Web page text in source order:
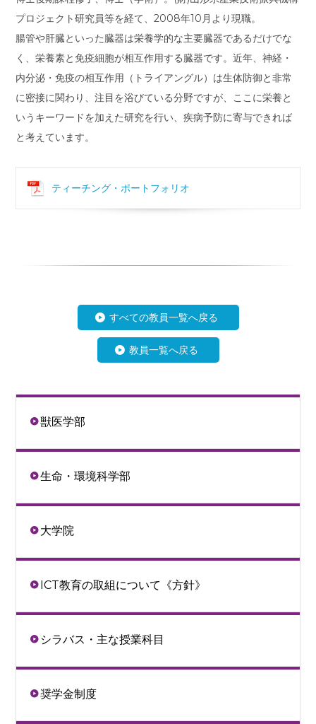
プロジェクト研究員等を経て、2008年10月より現職。
腸管や肝臓といった臓器は栄養学的な主要臓器であるだけでな
く、栄養素と免疫細胞が相互作用する臓器です。近年、神経・
内分泌・免疫の相互作用（トライアングル）は生体防御と非常
に密接に関わり、注目を浴びている分野ですが、ここに栄養と
いうキーワードを加えた研究を行い、疾病予防に寄与できれば
と考えています。
ティーチング・ポートフォリオ
すべての教員一覧へ戻る
教員一覧へ戻る
獣医学部
生命・環境科学部
大学院
ICT教育の取組について《方針》
シラバス・主な授業科目
奨学金制度